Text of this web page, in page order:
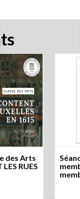
des Arts
RUES